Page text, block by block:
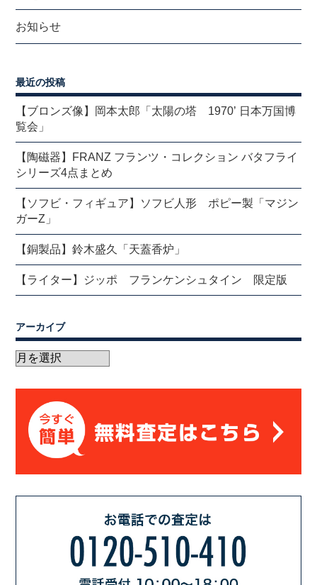
お知らせ
最近の投稿
【ブロンズ像】岡本太郎「太陽の塔 1970’ 日本万国博
覧会」
【陶磁器】FRANZ フランツ・コレクション バタフライ
シリーズ4点まとめ
【ソフビ・フィギュア】ソフビ人形 ポピー製「マジン
ガーZ」
【銅製品】鈴木盛久「天蓋香炉」
【ライター】ジッポ フランケンシュタイン 限定版
アーカイブ